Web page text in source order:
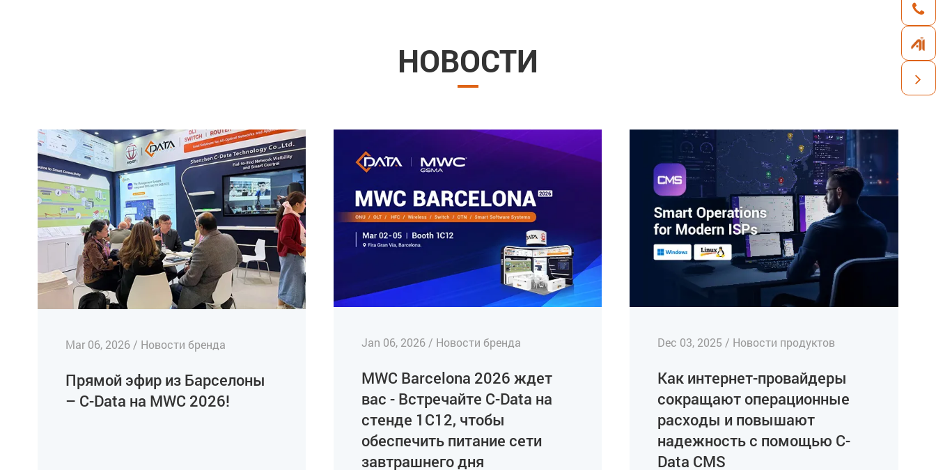
НОВОСТИ
Mar 06, 2026 / Новости бренда
Прямой эфир из Барселоны
– C-Data на MWC 2026!
Jan 06, 2026 / Новости бренда
MWC Barcelona 2026 ждет
вас - Встречайте C-Data на
стенде 1C12, чтобы
обеспечить питание сети
завтрашнего дня
Dec 03, 2025 / Новости продуктов
Как интернет-провайдеры
сокращают операционные
расходы и повышают
надежность с помощью C-
Data CMS